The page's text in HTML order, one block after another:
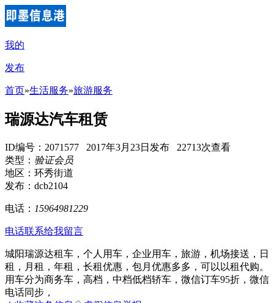
我的
发布
首页»生活服务»旅游服务
瑞源达汽车租赁
ID编号：2071577 2017年3月23日发布 22713次查看
类型： 验证会员
地区：环秀街道
发布：dcb2104
电话： 15964981229
电话联系给我留言
城阳瑞源达租车，个人用车，企业用车，旅游，机场接送，日
租，月租，年租，长租优惠，包月优惠多多，可以以租代购。
用车分为商务车，高档，中档低档轿车，微信订车95折，微信
电话同步，